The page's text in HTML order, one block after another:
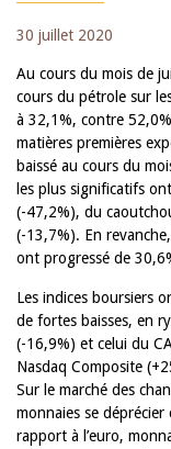
30 juillet 2020
Au cours du mois de
cours du pétrole sur
à 32,1%, contre
matières premières
baissé au cours du
les plus significatifs
(-47,2%), du
(-13,7%). En
ont progressé de
Les indices boursiers
de fortes baisses, en
(-16,9%) et celui du
Nasdaq Composite
Sur le marché des
monnaies se
rapport à l’euro,